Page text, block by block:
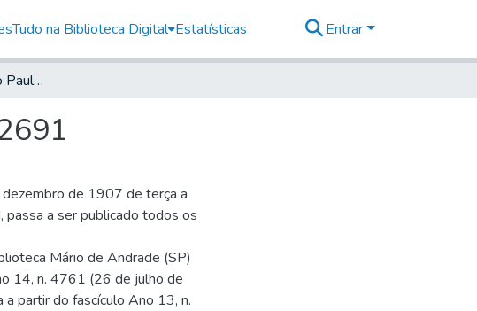
Tudo na Biblioteca Digital Estatísticas Entrar
O Commercio de São Paulo, 1901, Ano IX, n. 2691
de 1907 de terça a
a ser publicado todos os
Mário de Andrade (SP)
14, n. 4761 (26 de julho de
a partir do fascículo Ano 13, n.